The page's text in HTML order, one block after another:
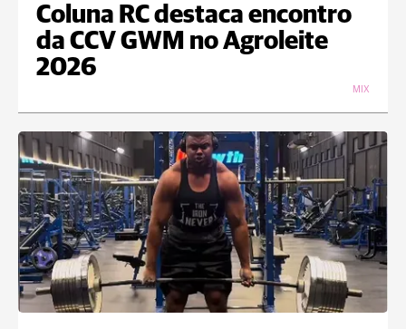
Coluna RC destaca encontro
da CCV GWM no Agroleite
2026
MIX